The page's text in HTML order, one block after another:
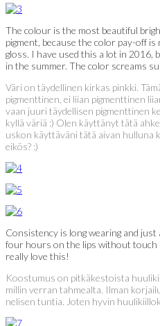
The colour is the most beautiful
pigment, because the color pay-off
gloss. I have used this a lot in 2016,
in the summer. The color screams
Väri on täydellinen kirkas pinkki.
pigmenttinen, ei liian pigmenttinen
vaan juuri täydellisen pigmenttinen
kyllä väriä :) Olen käyttänyt tätä
uskon käyttäväni tätä aivan hulluna
eikös? :)
Consistency is long wearing and
four hours on the lips without touch
really love this!
Koostumus on pitkäkestoista
millin verran tahmealta. Ilman
nelisen tuntia. Joten hyvin